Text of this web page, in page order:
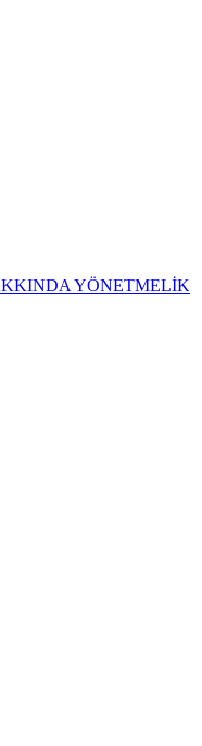
YÖNETMELİK